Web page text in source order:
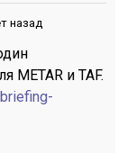
назад
METAR и TAF.